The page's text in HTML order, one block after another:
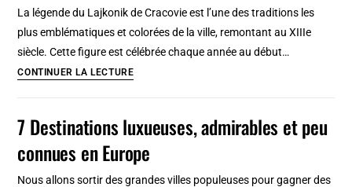
La légende du Lajkonik de Cracovie est l’une des traditions les
plus emblématiques et colorées de la ville, remontant au XIIIe
siècle. Cette figure est célébrée chaque année au début…
CONTINUER LA LECTURELégende
la
tradition
de
7 Destinations luxueuses, admirables et peu
connues en Europe
Nous allons sortir des grandes villes populeuses pour gagner des